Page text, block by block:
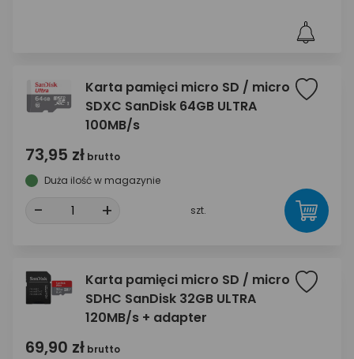
Karta pamięci micro SD / micro
SDXC SanDisk 64GB ULTRA
100MB/s
73,95 zł brutto
Duża ilość w magazynie
- + szt.
Karta pamięci micro SD / micro
SDHC SanDisk 32GB ULTRA
120MB/s + adapter
69,90 zł brutto